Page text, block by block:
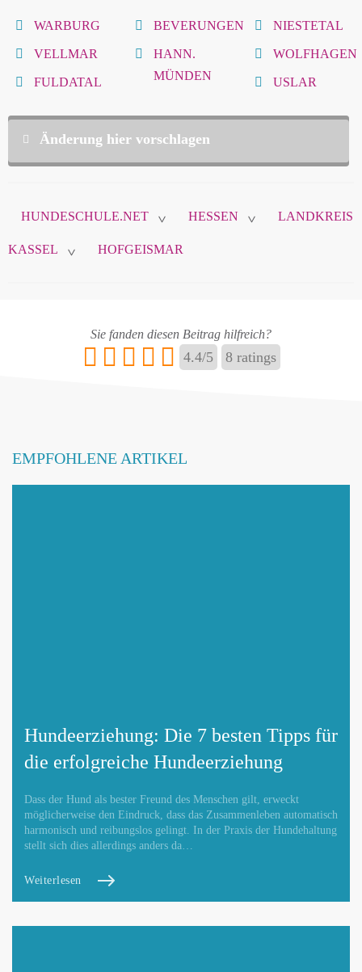
WARBURG
VELLMAR
FULDATAL
BEVERUNGEN
HANN.
MÜNDEN
NIESTETAL
WOLFHAGEN
USLAR
Änderung hier vorschlagen
hundeschule.net verwendet.
E-Mail*
Betroffene Hundeschule
Mit Absenden der Daten akzeptiere ich die
DATENSCHUTZBEDINGUNGEN.
HUNDESCHULE.NET > HESSEN > LANDKREIS
KASSEL > HOFGEISMAR
Sie fanden diesen Beitrag hilfreich?
4.4/5 8ratings
EMPFOHLENE ARTIKEL
Hundeerziehung: Die 7 besten Tipps für
die erfolgreiche Hundeerziehung
Dass der Hund als bester Freund des Menschen gilt, erweckt
möglicherweise den Eindruck, dass das Zusammenleben automatisch
harmonisch und reibungslos gelingt. In der Praxis der Hundehaltung
stellt sich dies allerdings anders da…
Weiterlesen